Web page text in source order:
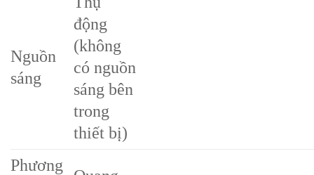
Nguồn
sáng
động
(không
có nguồn
sáng bên
trong
thiết bị)
Phương